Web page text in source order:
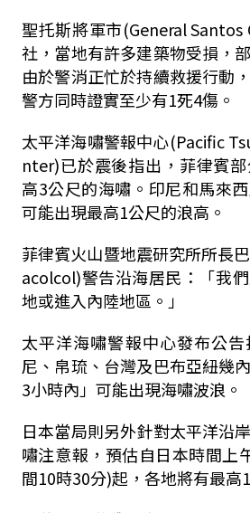
聖托斯將軍市(General
社，當地有許多建築物受損，
由於警消正忙於持續救援行動
警方同時證實至少有1死4傷。
太平洋海嘯警報中心(Pacific
nter)已於震後指出，菲律賓
高3公尺的海嘯。印尼和馬來
可能出現最高1公尺的浪高。
菲律賓火山暨地震研究所所長
acolcol)警告沿海居民：「我
地或進入內陸地區。」
太平洋海嘯警報中心發布公
尼、帛琉、台灣及巴布亞紐幾
3小時內」可能出現海嘯波浪。
日本當局則另外針對太平洋沿
嘯注意報，預估自日本時間上
間10時30分)起，各地將有最高